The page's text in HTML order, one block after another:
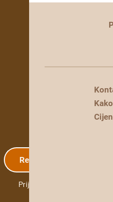
Registracija
Prijava